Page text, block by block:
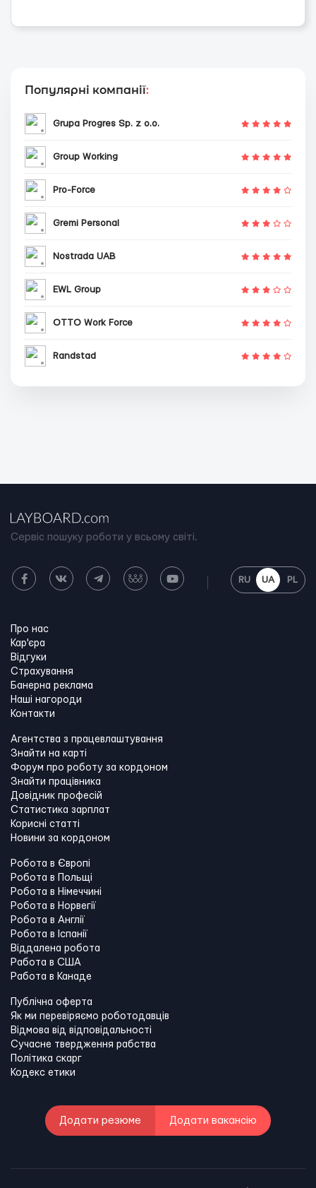
Популярні компанії:
Grupa Progres Sp. z o.o.
Group Working
Pro-Force
Gremi Personal
Nostrada UAB
EWL Group
OTTO Work Force
Randstad
Сервіс пошуку роботи у всьому світі.
RU UA PL
Про нас
Кар'єра
Відгуки
Страхування
Банерна реклама
Наші нагороди
Контакти
Агентства з працевлаштування
Знайти на карті
Форум про роботу за кордоном
Знайти працівника
Довідник професій
Статистика зарплат
Корисні статті
Новини за кордоном
Робота в Європі
Робота в Польщі
Робота в Німеччині
Робота в Норвегії
Робота в Англії
Робота в Іспанії
Віддалена робота
Работа в США
Работа в Канадe
Публічна оферта
Як ми перевіряємо роботодавців
Відмова від відповідальності
Сучасне твердження рабства
Політика скарг
Кодекс етики
Додати резюме Додати вакансію